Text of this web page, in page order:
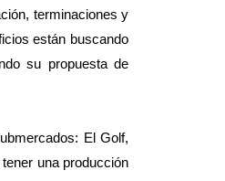
terminaciones y
están buscando
su propuesta de
El Golf,
una producción